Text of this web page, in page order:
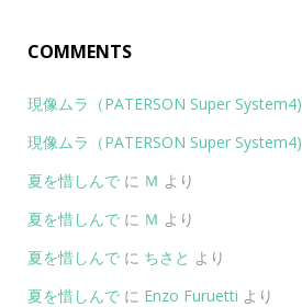
COMMENTS
現像ムラ（PATERSON Super System4)
現像ムラ（PATERSON Super System4)
夏を惜しんで に Ｍ より
夏を惜しんで に Ｍ より
夏を惜しんで に ちさと より
夏を惜しんで に Enzo Furuetti より